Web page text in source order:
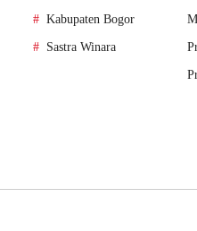
Kabupaten Bogor
Sastra Winara